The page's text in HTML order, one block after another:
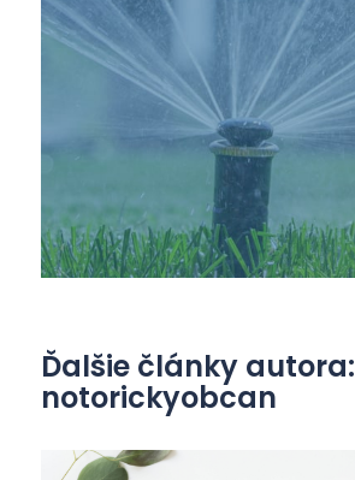
Ďalšie články autora:
notorickyobcan